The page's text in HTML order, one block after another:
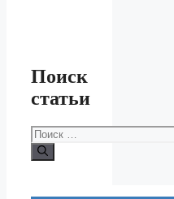
Поиск
статьи
Поиск: